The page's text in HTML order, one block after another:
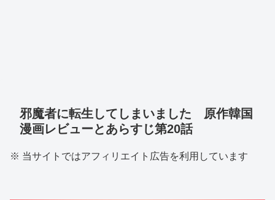
邪魔者に転生してしまいました 原作韓国
漫画レビューとあらすじ第20話
※ 当サイトではアフィリエイト広告を利用しています